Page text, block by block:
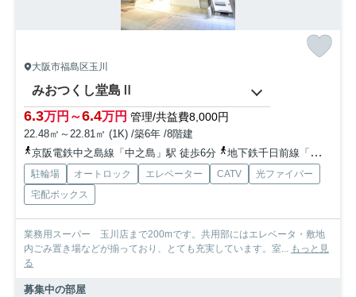
大阪市福島区玉川
みおつくし堂島Ⅱ
6.3万円～6.4万円 管理/共益費8,000円
22.48㎡～22.81㎡ (1K) /築6年 /8階建
京阪電鉄中之島線「中之島」駅 徒歩6分
地下鉄千日前線「玉川」駅 徒歩10分
駐輪場 オートロック エレベーター CATV
光ファイバー
宅配ボックス
業務用スーパー 玉川店まで200mです。共用部にはエレベータ・敷地
内ごみ置き場などが揃っており、とても充実しています。室... もっと見
る
募集中の部屋